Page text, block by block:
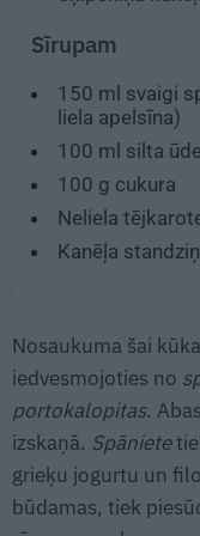
Sīrupam
150 ml svaigi
liela apelsīna)
100 ml silta
100 g cukura
Neliela
Kanēļa
Nosaukuma šai
iedvesmojoties no
portokalopitas.
izskaņā. Spāniete
grieķu jogurtu un
būdamas, tiek